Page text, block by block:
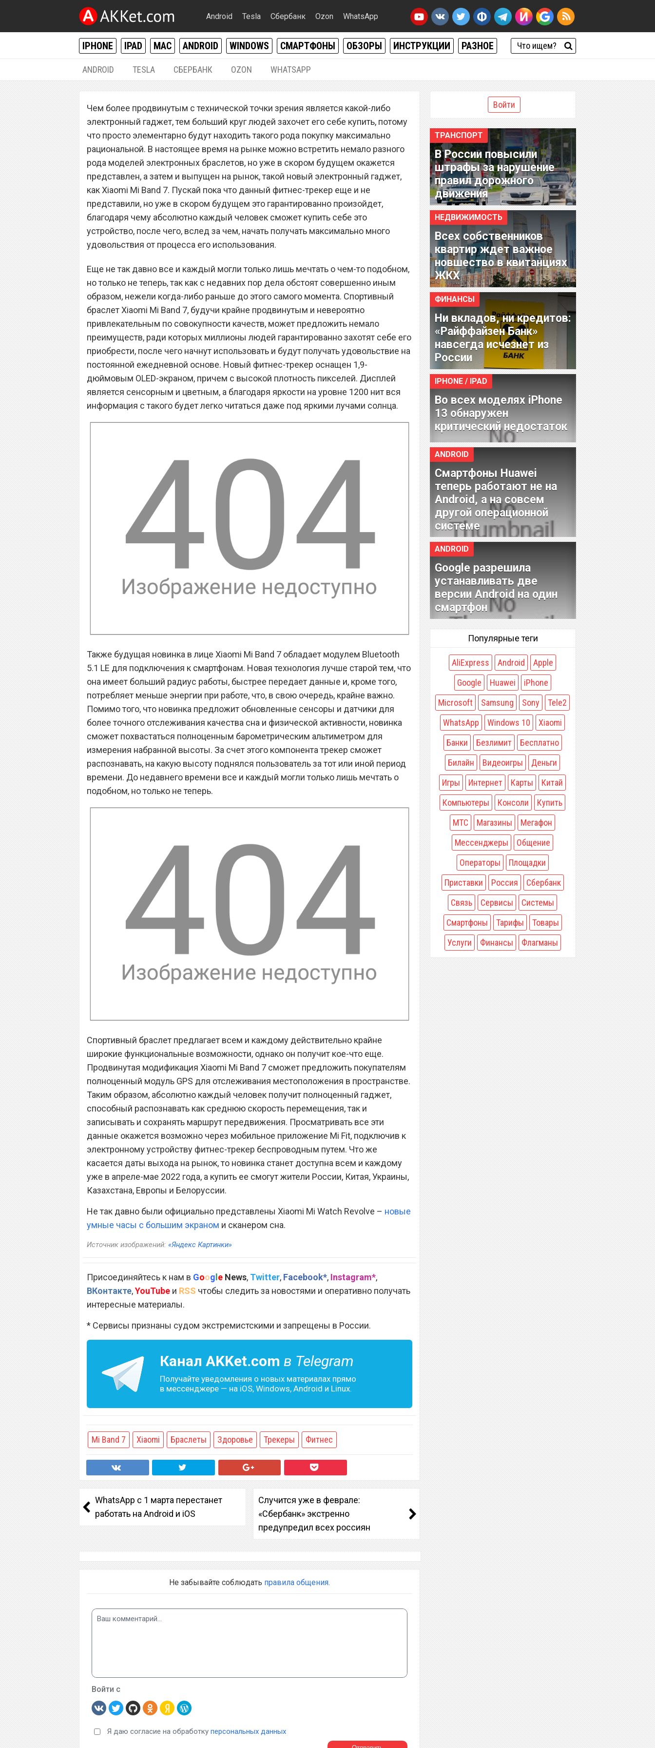
Android Tesla Сбербанк Ozon WhatsApp
IPHONE IPAD MAC ANDROID WINDOWS СМАРТФОНЫ ОБЗОРЫ ИНСТРУКЦИИ РАЗНОЕ
ANDROID TESLA СБЕРБАНК OZON WHATSAPP
Xiaomi Mi Band 7 – самый лучший
спортивный браслет 2022 года
Чем более продвинутым с технической точки зрения является какой-либо
электронный гаджет, тем больший круг людей захочет его себе купить, потому
что просто элементарно будут находить такого рода покупку максимально
рациональной. В настоящее время на рынке можно встретить немало разного
рода моделей электронных браслетов, но уже в скором будущем окажется
представлен, а затем и выпущен на рынок, такой новый электронный гаджет,
как Xiaomi Mi Band 7. Пускай пока что данный фитнес-трекер еще и не
представили, но уже в скором будущем это гарантированно произойдет,
благодаря чему абсолютно каждый человек сможет купить себе это
устройство, после чего, вслед за чем, начать получать максимально много
удовольствия от процесса его использования.
Еще не так давно все и каждый могли только лишь мечтать о чем-то подобном,
но только не теперь, так как с недавних пор дела обстоят совершенно иным
образом, нежели когда-либо раньше до этого самого момента. Спортивный
браслет Xiaomi Mi Band 7, будучи крайне продвинутым и невероятно
привлекательным по совокупности качеств, может предложить немало
преимуществ, ради которых миллионы людей гарантированно захотят себе его
приобрести, после чего начнут использовать и будут получать удовольствие на
постоянной ежедневной основе. Новый фитнес-трекер оснащен 1,9-
дюймовым OLED-экраном, причем с высокой плотность пикселей. Дисплей
является сенсорным и цветным, а благодаря яркости на уровне 1200 нит вся
информация с такого будет легко читаться даже под яркими лучами солнца.
Также будущая новинка в лице Xiaomi Mi Band 7 обладает модулем Bluetooth
5.1 LE для подключения к смартфонам. Новая технология лучше старой тем, что
она имеет больший радиус работы, быстрее передает данные и, кроме того,
потребляет меньше энергии при работе, что, в свою очередь, крайне важно.
Помимо того, что новинка предложит обновленные сенсоры и датчики для
более точного отслеживания качества сна и физической активности, новинка
сможет похвастаться полноценным барометрическим альтиметром для
измерения набранной высоты. За счет этого компонента трекер сможет
распознавать, на какую высоту поднялся пользователь за тот или иной период
времени. До недавнего времени все и каждый могли только лишь мечтать о
подобном, но только не теперь.
Спортивный браслет предлагает всем и каждому действительно крайне
широкие функциональные возможности, однако он получит кое-что еще.
Продвинутая модификация Xiaomi Mi Band 7 сможет предложить покупателям
полноценный модуль GPS для отслеживания местоположения в пространстве.
Таким образом, абсолютно каждый человек получит полноценный гаджет,
способный распознавать как среднюю скорость перемещения, так и
записывать и сохранять маршрут передвижения. Просматривать все эти
данные окажется возможно через мобильное приложение Mi Fit, подключив к
электронному устройству фитнес-трекер беспроводным путем. Что же
касается даты выхода на рынок, то новинка станет доступна всем и каждому
уже в апреле-мае 2022 года, а купить ее смогут жители России, Китая, Украины,
Казахстана, Европы и Белоруссии.
Не так давно были официально представлены Xiaomi Mi Watch Revolve – новые
умные часы с большим экраном и сканером сна.
Источник изображений: «Яндекс Картинки»
Присоединяйтесь к нам в Google News, Twitter, Facebook*, Instagram*,
ВКонтакте,YouTube и RSS чтобы следить за новостями и оперативно получать
интересные материалы.
* Сервисы признаны судом экстремистскими и запрещены в России.
Канал AKKet.com в Telegram
Получайте уведомления о новых материалах прямо
в мессенджере — на iOS, Windows, Android и Linux.
Mi Band 7 Xiaomi Браслеты Здоровье Трекеры Фитнес
WhatsApp с 1 марта перестанет
работать на Android и iOS
Случится уже в феврале:
«Сбербанк» экстренно
предупредил всех россиян
Не забывайте соблюдать правила общения.
Войти с
Я даю согласие на обработку персональных данных
Войти
ТРАНСПОРТ
В России повысили
штрафы за нарушение
правил дорожного
движения
НЕДВИЖИМОСТЬ
Всех собственников
квартир ждет важное
новшество в квитанциях
ЖКХ
ФИНАНСЫ
Ни вкладов, ни кредитов:
«Райффайзен Банк»
навсегда исчезнет из
России
IPHONE / IPAD
Во всех моделях iPhone
13 обнаружен
критический недостаток
ANDROID
Смартфоны Huawei
теперь работают не на
Android, а на совсем
другой операционной
системе
ANDROID
Google разрешила
устанавливать две
версии Android на один
смартфон
Популярные теги
AliExpress Android
Apple
Google
Huawei
iPhone
Microsoft
Samsung Sony
Tele2
WhatsApp
Windows 10
Xiaomi
Банки
Безлимит
Бесплатно
Билайн
Видеоигры
Деньги
Игры
Интернет Карты
Китай
Компьютеры
Консоли
Купить
МТС
Магазины
Мегафон
Мессенджеры
Общение
Операторы
Площадки
Приставки
Россия
Сбербанк
Связь
Сервисы
Системы
Смартфоны
Тарифы
Товары
Услуги
Финансы Флагманы